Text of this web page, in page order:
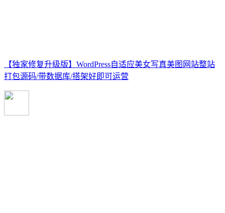
【独家修复升级版】WordPress自适应美女写真美图网站整站
打包源码/带数据库/搭架好即可运营